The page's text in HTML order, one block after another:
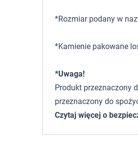
*Rozmiar podany w
*Kamienie pakowane
*Uwaga!
Produkt przeznaczony
przeznaczony do
Czytaj więcej o